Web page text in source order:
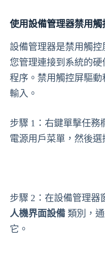
使用設備管理器禁用觸
設備管理器是禁用觸
您管理連接到系統的
程序。禁用觸控屏驅
輸入。
步驟 1：右鍵單擊任務
電源用戶菜單，然後選
步驟 2：在設備管理器
人機界面設備 類別，
它。